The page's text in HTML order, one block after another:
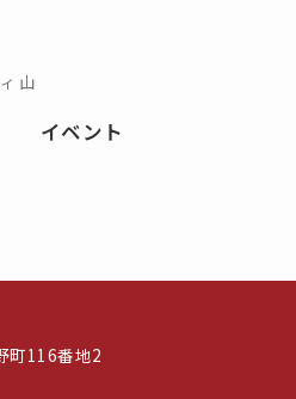
山
イベント
町116番地2